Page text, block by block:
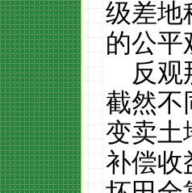
级差地
的公平
反
截然不
变卖土
补偿收